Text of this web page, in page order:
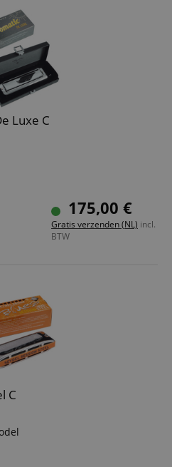
Luxe C
acryl kamerschaal
175,00 €
Gratis verzenden (NL) incl.
BTW
C
tongen